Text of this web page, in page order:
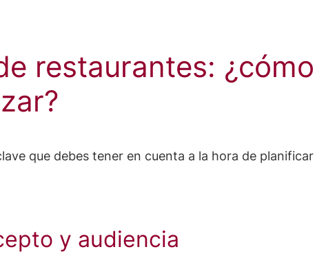
restaurantes:
que debes tener en cuenta a la hora de
y audiencia